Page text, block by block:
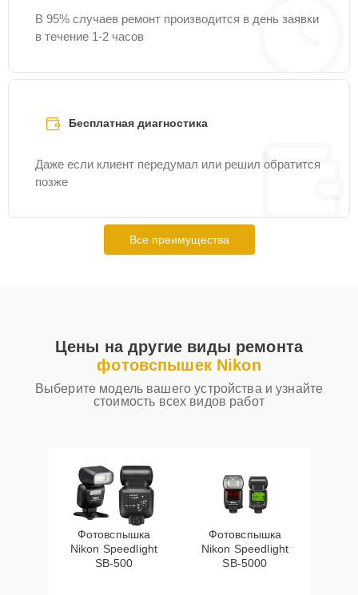
В 95% случаев ремонт производится в день заявки
в течение 1-2 часов
Бесплатная диагностика
Даже если клиент передумал или решил обратится
позже
Все преимущества
Цены на другие виды ремонта
фотовспышек Nikon
Выберите модель вашего устройства и узнайте
стоимость всех видов работ
Фотовспышка
Nikon Speedlight
SB-500
Фотовспышка
Nikon Speedlight
SB-5000